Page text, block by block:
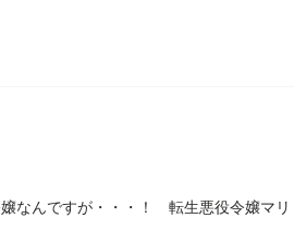
なんですが・・・！ 転生悪役令嬢マリ